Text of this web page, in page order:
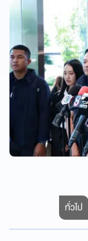
ทั่วไป